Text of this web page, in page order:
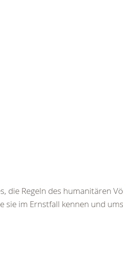
die Regeln des humanitären
sie im Ernstfall kennen und